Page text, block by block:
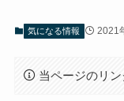
気になる情報 2021
当ページのリン